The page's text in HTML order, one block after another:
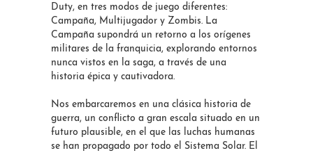
Duty, en tres modos de juego diferentes:
Campaña, Multijugador y Zombis. La
Campaña supondrá un retorno a los orígenes
militares de la franquicia, explorando entornos
nunca vistos en la saga, a través de una
historia épica y cautivadora.
Nos embarcaremos en una clásica historia de
guerra, un conflicto a gran escala situado en un
futuro plausible, en el que las luchas humanas
se han propagado por todo el Sistema Solar. El